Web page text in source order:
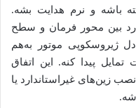
باشه و نرم هدایت بشه.
بین محور فرمان و سطح
ژیروسکوپی موتور به‌هم
پیدا کنه. این اتفاق
زین‌های غیراستاندارد یا